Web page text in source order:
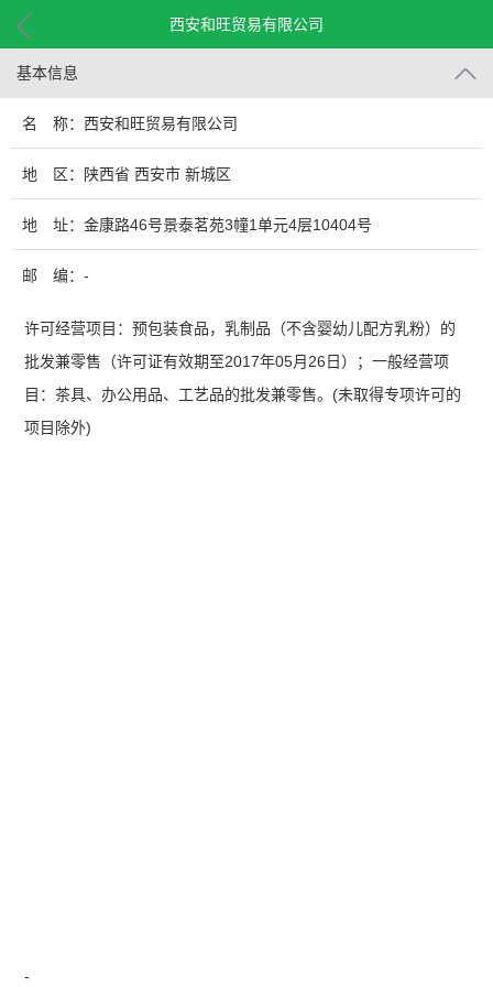
西安和旺贸易有限公司
基本信息
名 称：西安和旺贸易有限公司
地 区：陕西省 西安市 新城区
地 址：金康路46号景泰茗苑3幢1单元4层10404号
邮 编：-
许可经营项目：预包装食品，乳制品（不含婴幼儿配方乳粉）的
批发兼零售（许可证有效期至2017年05月26日）；一般经营项
目：茶具、办公用品、工艺品的批发兼零售。(未取得专项许可的
项目除外)
-